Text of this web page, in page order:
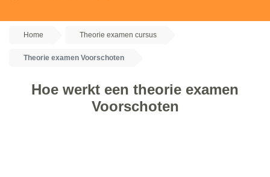
Home Theorie examen cursus
Theorie examen Voorschoten
Hoe werkt een theorie examen
Voorschoten